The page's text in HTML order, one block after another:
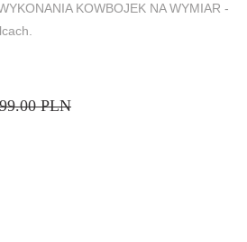
KOWBOJEK NA WYMIAR -
PLN